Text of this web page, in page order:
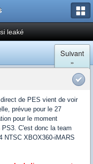
leaké
Suivant
»
de PES vient de voir
prévue pour le 27
pour le moment
C'est donc la team
NTSC XBOX360-iMARS